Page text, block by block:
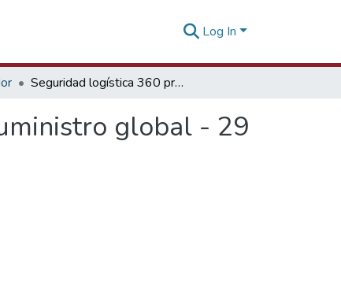
Log In
Seguridad logística 360 protegiendo tu cadena de suministro global - 29 abril 2026
global - 29